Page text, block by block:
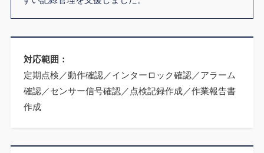
対応範囲：
定期点検／動作確認／インターロック確認／アラーム
確認／センサー信号確認／点検記録作成／作業報告書
作成